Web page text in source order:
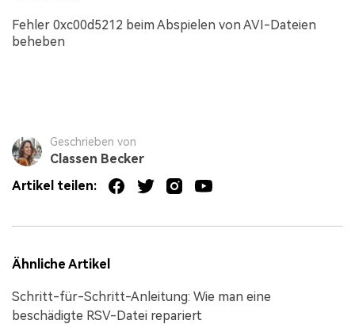
Fehler 0xc00d5212 beim Abspielen von AVI-Dateien
beheben
Geschrieben von
Classen Becker
Artikel teilen:
Ähnliche Artikel
Schritt-für-Schritt-Anleitung: Wie man eine
beschädigte RSV-Datei repariert